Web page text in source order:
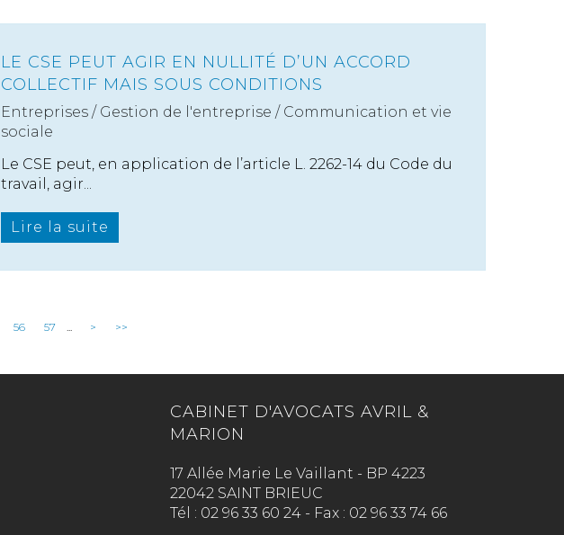
LE CSE PEUT AGIR EN NULLITÉ D’UN ACCORD
COLLECTIF MAIS SOUS CONDITIONS
Entreprises / Gestion de l'entreprise / Communication et vie
sociale
Le CSE peut, en application de l’article L. 2262-14 du Code du
travail, agir...
Lire la suite
56 57 ... > >>
CABINET D'AVOCATS AVRIL &
MARION
17 Allée Marie Le Vaillant - BP 4223
22042 SAINT BRIEUC
Tél : 02 96 33 60 24 - Fax : 02 96 33 74 66